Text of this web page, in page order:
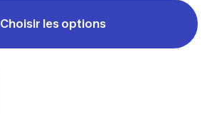
Choisir les options